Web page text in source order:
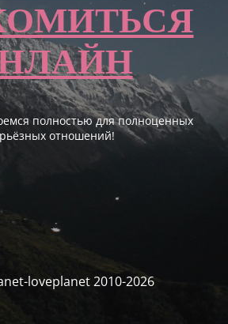
полностью для полноценных
отношений!
loveplanet 2010-2026